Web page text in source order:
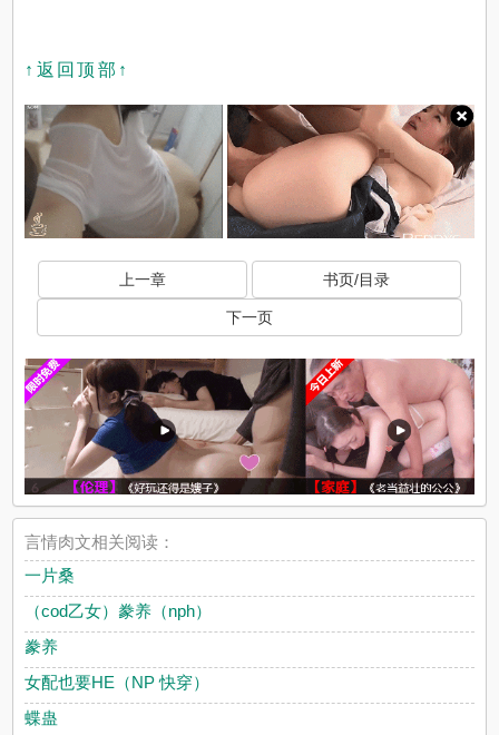
↑返回顶部↑
上一章 书页/目录
下一页
言情肉文相关阅读：
一片桑
（cod乙女）豢养（nph）
豢养
女配也要HE（NP 快穿）
蝶蛊